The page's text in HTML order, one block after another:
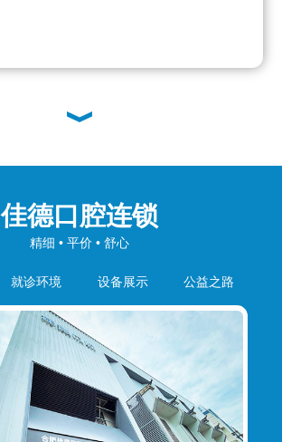
佳德口腔连锁
精细 • 平价 • 舒心
就诊环境 设备展示 公益之路